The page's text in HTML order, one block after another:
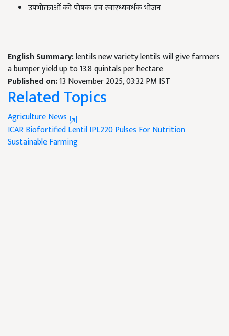
उपभोक्ताओं को पोषक एवं स्वास्थ्यवर्धक भोजन
English Summary:lentils new variety lentils will give farmers
a bumper yield up to 13.8 quintals per hectare
Published on:13 November 2025, 03:32 PM IST
Related Topics
Agriculture News
ICARBiofortified LentilIPL220Pulses For Nutrition
Sustainable Farming